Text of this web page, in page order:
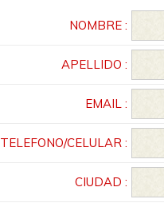
NOMBRE :
APELLIDO :
EMAIL :
TELEFONO/CELULAR :
CIUDAD :